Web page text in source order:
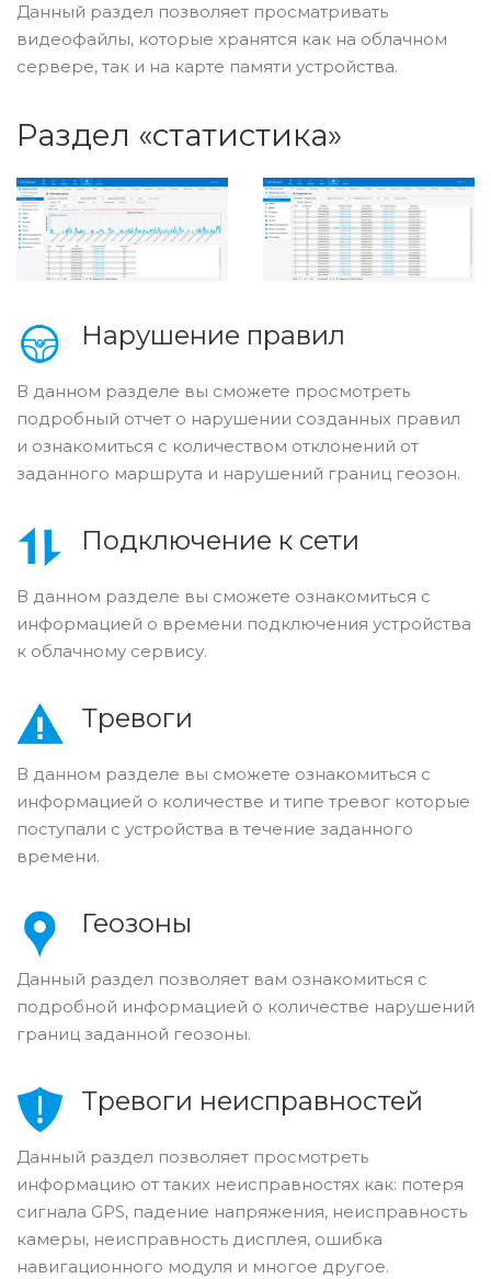
Данный раздел позволяет просматривать
видеофайлы, которые хранятся как на облачном
сервере, так и на карте памяти устройства.
Раздел «статистика»
Нарушение правил
В данном разделе вы сможете просмотреть
подробный отчет о нарушении созданных правил
и ознакомиться с количеством отклонений от
заданного маршрута и нарушений границ геозон.
Подключение к сети
В данном разделе вы сможете ознакомиться с
информацией о времени подключения устройства
к облачному сервису.
Тревоги
В данном разделе вы сможете ознакомиться с
информацией о количестве и типе тревог которые
поступали с устройства в течение заданного
времени.
Геозоны
Данный раздел позволяет вам ознакомиться с
подробной информацией о количестве нарушений
границ заданной геозоны.
Тревоги неисправностей
Данный раздел позволяет просмотреть
информацию от таких неисправностях как: потеря
сигнала GPS, падение напряжения, неисправность
камеры, неисправность дисплея, ошибка
навигационного модуля и многое другое.